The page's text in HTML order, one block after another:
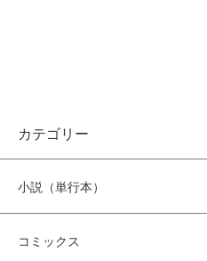
カテゴリー
小説（単行本）
コミックス